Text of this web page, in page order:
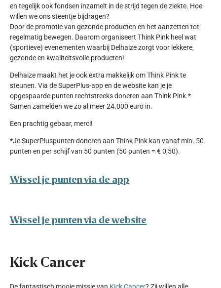
en tegelijk ook fondsen inzamelt in de strijd tegen de ziekte. Hoe
willen we ons steentje bijdragen?
Door de promotie van gezonde producten en het aanzetten tot
regelmatig bewegen. Daarom organiseert Think Pink heel wat
(sportieve) evenementen waarbij Delhaize zorgt voor lekkere,
gezonde en kwaliteitsvolle producten!
Delhaize maakt het je ook extra makkelijk om Think Pink te
steunen. Via de SuperPlus-app en de website kan je je
opgespaarde punten rechtstreeks doneren aan Think Pink.*
Samen zamelden we zo al meer 24.000 euro in.
Een prachtig gebaar, merci!
*Je SuperPluspunten doneren aan Think Pink kan vanaf min. 50
punten en per schijf van 50 punten (50 punten = € 0,50).
Wissel je punten via de app
Wissel je punten via de website
Kick Cancer